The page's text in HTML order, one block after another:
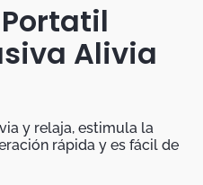
Alivia
y relaja, estimula la
rápida y es fácil de